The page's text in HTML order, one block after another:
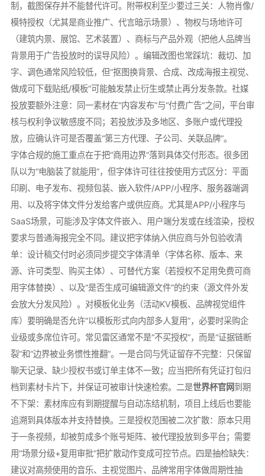
制，截图保存并不能替代许可。附带权利至少要过三关：人物肖像/
模特授权（尤其是商业推广、代言暗示场景）、物权与场地许可
（建筑内景、展馆、艺术装置）、商标与产品外观（把他人品牌当
背景用于广告投放时的误导风险）。编辑改图也常踩坑：裁切、加
字、调色通常风险较低，但“抠图换背景、合成、改成海报主视觉、
做成可下载贴纸/模板”可能触发禁止衍生或禁止再分发条款。社媒
投放要额外注意：同一素材在“内容发布”与“付费广告”之间，平台审
核与权利争议敏感度不同；若投放涉及多地区、多账户或代理投
放，应确认许可是否覆盖“第三方代理、子公司、关联品牌”。
字体合规的施工重点在于把“商用边界”落到具体交付形态。很多团
队以为“电脑装了就能用”，但字体许可往往按使用方式区分：平面
印刷、电子发布、视频包装、嵌入软件/APP/小程序、服务器端调
用、以及将字体文件分发给客户或供应商。尤其是APP/小程序与
SaaS场景，可能涉及字体文件嵌入、用户端分发或在线渲染，授权
要求与普通海报完全不同。建议把字体纳入供应商与外包验收清
单：设计稿交付时必须同步提交字体清单（字体名称、版本、来
源、许可类型、购买主体）、可替代方案（若授权不足用免费可商
用字体替换）、以及“是否生成可编辑源文件”的约束（源文件外发
会放大分发风险）。对模板化业务（活动KV模板、品牌视觉组件
库）要明确是否允许“以模板形式向内部多人复用”，必要时采购企
业级或多席位许可。常见雷区通常不是“不买授权”，而是“证据链断
裂”和“边界被业务惯性推翻”。一是合同与凭证留存不完整：只保留
聊天记录、缺少授权书或订单主体不一致；应当把所有凭证打包归
档到素材卡片下，并保证可被审计快速检索。二是世界杯官网到期
不下架：素材库应有到期提醒与自动冻结机制，项目上线后也要能
追溯到具体版本并支持替换。三是授权范围被二次扩散：原本只用
于一条视频，却被剪成多个账号矩阵、被代理投放到多平台；需要
用“场景分级+复用审批”把扩散动作变成可控节点。四是抽检缺失：
建议对高频使用的音乐、主视觉图片、品牌常用字体做周期性抽